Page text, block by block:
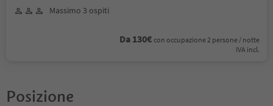
Massimo 3 ospiti
Da 130€ con occupazione 2 persone / notte
IVA incl.
Posizione